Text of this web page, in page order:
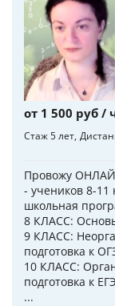
от 1 500 руб /
Стаж 5 лет
Провожу
- учеников 8-11
школьная
8 КЛАСС:
9 КЛАСС:
подготовка к
10 КЛАСС:
подготовка к ЕГЭ
...